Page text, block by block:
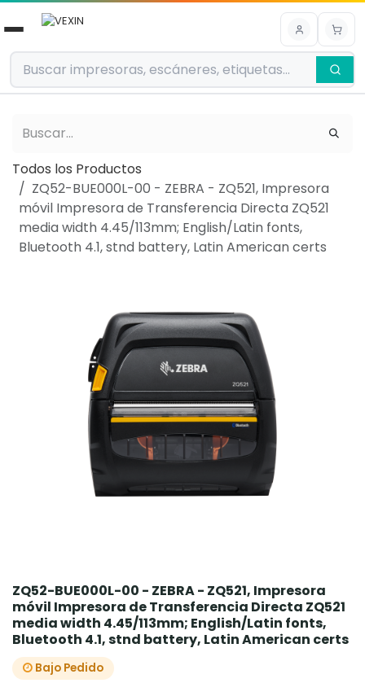
Ir al contenido
Todos los Productos
ZQ52-BUE000L-00 - ZEBRA - ZQ521, Impresora
móvil Impresora de Transferencia Directa ZQ521
media width 4.45/113mm; English/Latin fonts,
Bluetooth 4.1, stnd battery, Latin American certs
ZQ52-BUE000L-00 - ZEBRA - ZQ521, Impresora
móvil Impresora de Transferencia Directa ZQ521
media width 4.45/113mm; English/Latin fonts,
Bluetooth 4.1, stnd battery, Latin American certs
Bajo Pedido